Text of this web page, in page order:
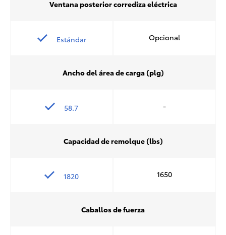
Estándar
Ventana posterior corrediza eléctrica
Opcional
58.7
Ancho del área de carga (plg)
-
1820
Capacidad de remolque (lbs)
1650
Caballos de fuerza